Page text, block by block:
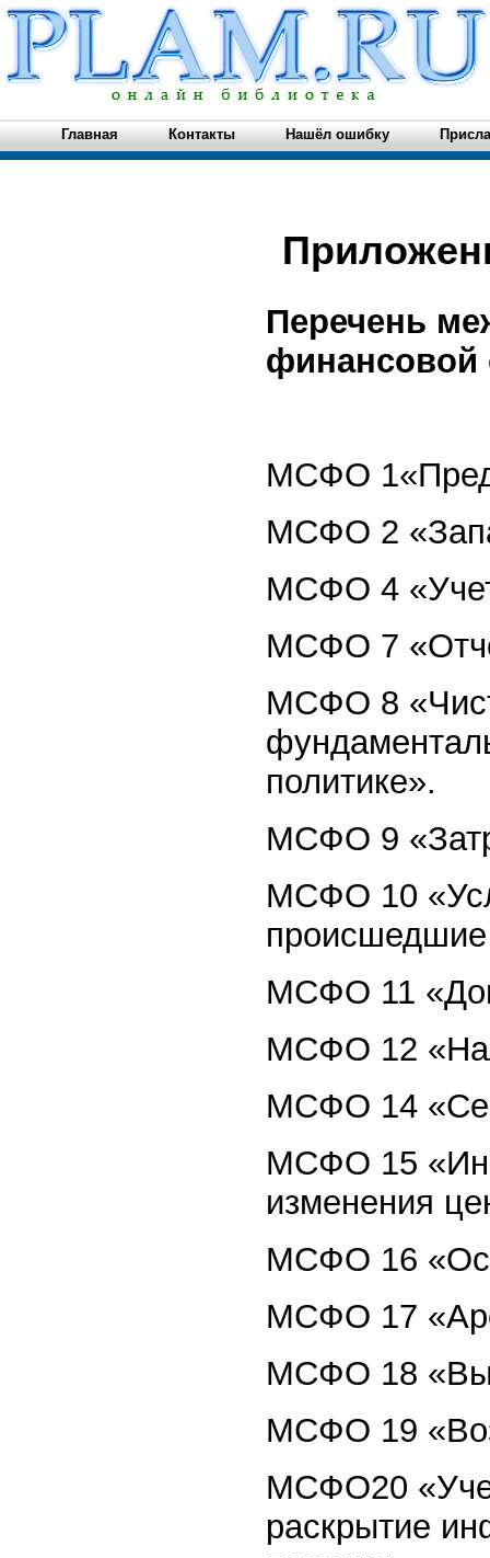
Главная Контакты Нашёл ошибку
Перечень
финансовой
МСФО
МСФО 2
МСФО 4
МСФО 7
МСФО 8
политике».
МСФО 9
МСФО 10
происшедшие
МСФО 11
МСФО 12
МСФО 14
МСФО 15
изменения
МСФО 16
МСФО 17
МСФО 18
МСФО 19
МСФО20
раскрытие